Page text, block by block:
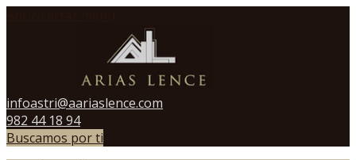
infoastri@aariaslence.com
982 44 18 94
Buscamos por ti